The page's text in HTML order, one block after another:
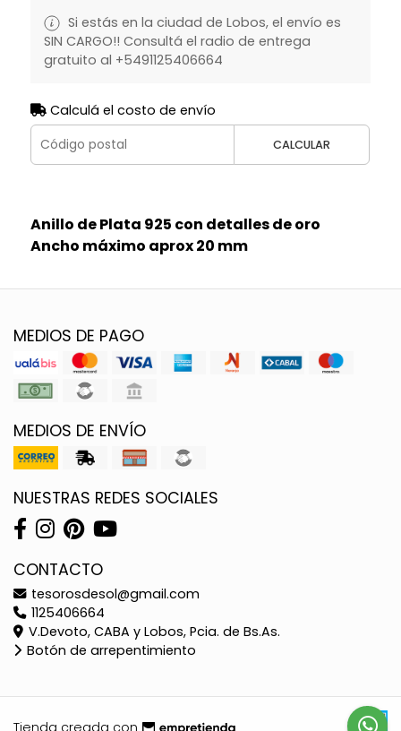
Si estás en la ciudad de Lobos, el envío es
SIN CARGO!! Consultá el radio de entrega
gratuito al +5491125406664
Calculá el costo de envío
CALCULAR
Anillo de Plata 925 con detalles de oro
Ancho máximo aprox 20 mm
MEDIOS DE PAGO
MEDIOS DE ENVÍO
NUESTRAS REDES SOCIALES
CONTACTO
tesorosdesol@gmail.com
1125406664
V.Devoto, CABA y Lobos, Pcia. de Bs.As.
Botón de arrepentimiento